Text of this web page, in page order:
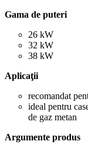
Gama de puteri
26 kW
32 kW
38 kW
Aplicaţii
recomandat
ideal pentru
de gaz metan
Argumente produs